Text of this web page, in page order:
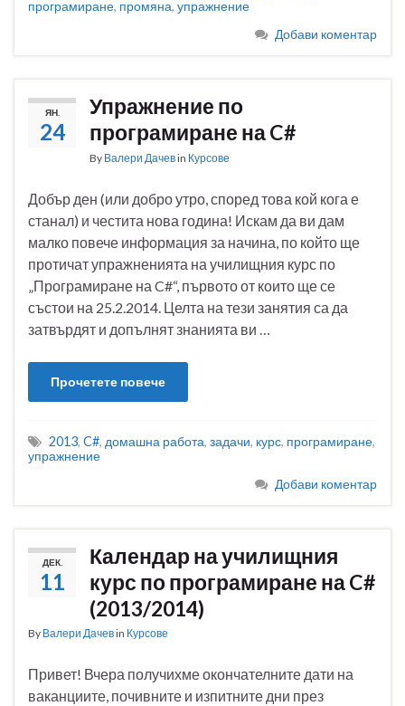
програмиране, промяна, упражнение
Добави коментар
ЯН.
24
Упражнение по
програмиране на C#
By Валери Дачевin Курсове
Добър ден (или добро утро, според това кой кога е
станал) и честита нова година! Искам да ви дам
малко повече информация за начина, по който ще
протичат упражненията на училищния курс по
„Програмиране на C#“, първото от които ще се
състои на 25.2.2014. Целта на тези занятия са да
затвърдят и допълнят знанията ви …
Прочетете повече
2013, C#, домашна работа, задачи, курс, програмиране,
упражнение
Добави коментар
ДЕК.
11
Календар на училищния
курс по програмиране на C#
(2013/2014)
By Валери Дачевin Курсове
Привет! Вчера получихме окончателните дати на
ваканциите, почивните и изпитните дни през